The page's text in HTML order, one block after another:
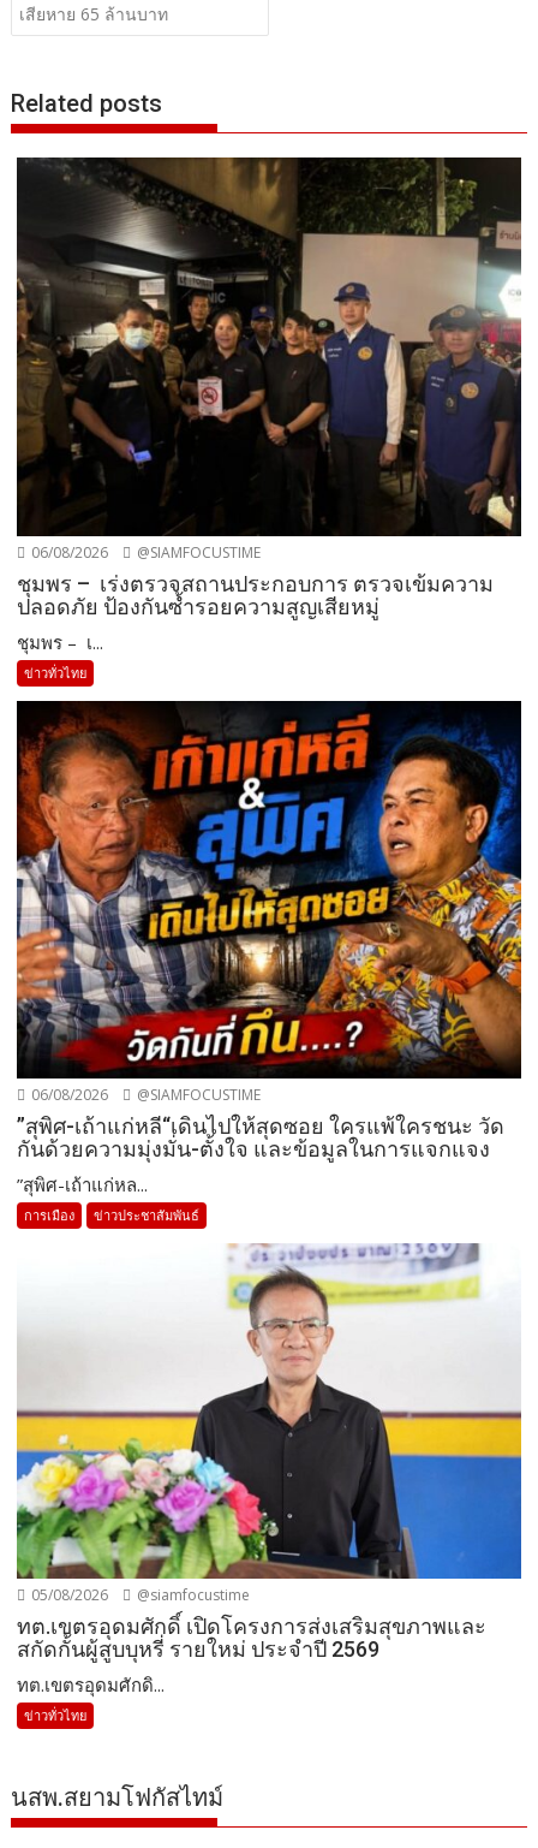
เสียหาย 65 ล้านบาท
Related posts
06/08/2026 @SIAMFOCUSTIME
ชุมพร – เร่งตรวจสถานประกอบการ ตรวจเข้มความ
ปลอดภัย ป้องกันซ้ำรอยความสูญเสียหมู่
ชุมพร – เ...
ข่าวทั่วไทย
06/08/2026 @SIAMFOCUSTIME
”สุพิศ-เถ้าแก่หลี“เดินไปให้สุดซอย ใครแพ้ใครชนะ วัด
กันด้วยความมุ่งมั่น-ตั้งใจ และข้อมูลในการแจกแจง
”สุพิศ-เถ้าแก่หล...
การเมือง ข่าวประชาสัมพันธ์
05/08/2026 @siamfocustime
ทต.เขตรอุดมศักดิ์ เปิดโครงการส่งเสริมสุขภาพและ
สกัดกั้นผู้สูบบุหรี่ รายใหม่ ประจำปี 2569
ทต.เขตรอุดมศักดิ...
ข่าวทั่วไทย
นสพ.สยามโฟกัสไทม์